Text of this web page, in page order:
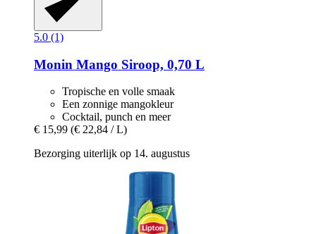
5.0 (1)
Monin Mango Siroop, 0,70 L
Tropische en volle smaak
Een zonnige mangokleur
Cocktail, punch en meer
€ 15,99 (€ 22,84 / L)
Bezorging uiterlijk op 14. augustus